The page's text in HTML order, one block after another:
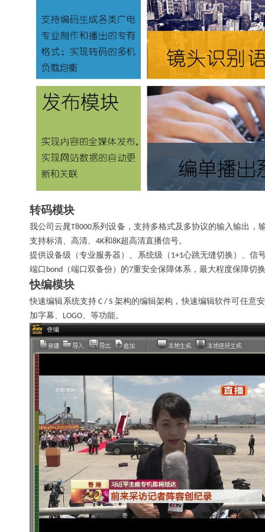
转码模块
我公司云晁T8000系列设备，支持多格式及多协议的输入输出，
支持标清、高清、 4K和8K超高清直播信号。
提供设备级（专业服务器）、系统级（ 1+1心跳无缝切换）、信
端口 bond （端口双备份）的7重安全保障体系，最大程度保障切
快编模块
快速编辑系统支持 C / S 架构的编辑架构，快速编辑软件可任意
加字幕、 LOGO、等功能。